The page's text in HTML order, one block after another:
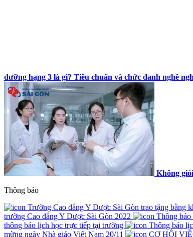
dưỡng hạng 3 là gì? Tiêu chuẩn và chức danh nghề
Không
Thông báo
Trường Cao đẳng Y Dược Sài Gòn trao tặng bằng
trường Cao đẳng Y Dược Sài Gòn 2022
Thông
thông báo lịch học trực tiếp tại trường
Thông báo
mừng ngày Nhà giáo Việt Nam 20/11
CƠ HỘI